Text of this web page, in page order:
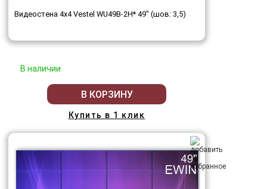
Видеостена 4x4 Vestel WU49B-2H* 49" (шов: 3,5)
В наличии
В КОРЗИНУ
Купить в 1 клик